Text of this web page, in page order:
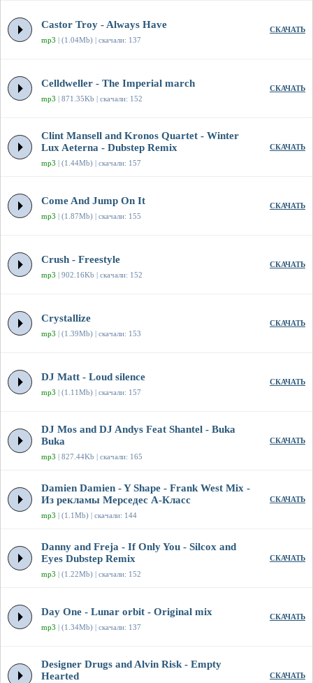
Castor Troy - Always Have
mp3 | (1.04Mb) | скачали: 137
СКАЧАТЬ
Celldweller - The Imperial march
mp3 | 871.35Kb | скачали: 152
СКАЧАТЬ
Clint Mansell and Kronos Quartet - Winter
Lux Aeterna - Dubstep Remix
mp3 | (1.44Mb) | скачали: 157
СКАЧАТЬ
Come And Jump On It
mp3 | (1.87Mb) | скачали: 155
СКАЧАТЬ
Crush - Freestyle
mp3 | 902.16Kb | скачали: 152
СКАЧАТЬ
Crystallize
mp3 | (1.39Mb) | скачали: 153
СКАЧАТЬ
DJ Matt - Loud silence
mp3 | (1.11Mb) | скачали: 157
СКАЧАТЬ
DJ Mos and DJ Andys Feat Shantel - Buka
Buka
mp3 | 827.44Kb | скачали: 165
СКАЧАТЬ
Damien Damien - Y Shape - Frank West Mix -
Из рекламы Мерседес А-Класс
mp3 | (1.1Mb) | скачали: 144
СКАЧАТЬ
Danny and Freja - If Only You - Silcox and
Eyes Dubstep Remix
mp3 | (1.22Mb) | скачали: 152
СКАЧАТЬ
Day One - Lunar orbit - Original mix
mp3 | (1.34Mb) | скачали: 137
СКАЧАТЬ
Designer Drugs and Alvin Risk - Empty
Hearted
СКАЧАТЬ